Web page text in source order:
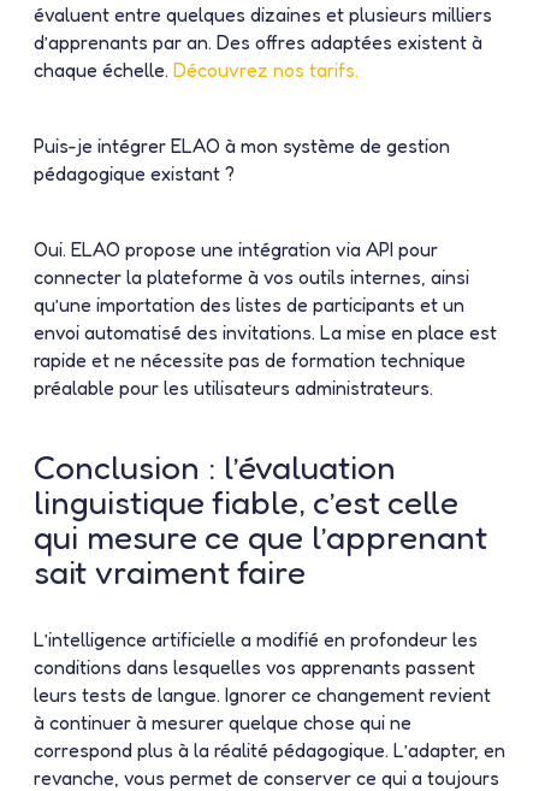
évaluent entre quelques dizaines et plusieurs milliers
d’apprenants par an. Des offres adaptées existent à
chaque échelle. Découvrez nos tarifs.
Puis-je intégrer ELAO à mon système de gestion
pédagogique existant ?
Oui. ELAO propose une intégration via API pour
connecter la plateforme à vos outils internes, ainsi
qu’une importation des listes de participants et un
envoi automatisé des invitations. La mise en place est
rapide et ne nécessite pas de formation technique
préalable pour les utilisateurs administrateurs.
Conclusion : l’évaluation
linguistique fiable, c’est celle
qui mesure ce que l’apprenant
sait vraiment faire
L’intelligence artificielle a modifié en profondeur les
conditions dans lesquelles vos apprenants passent
leurs tests de langue. Ignorer ce changement revient
à continuer à mesurer quelque chose qui ne
correspond plus à la réalité pédagogique. L’adapter, en
revanche, vous permet de conserver ce qui a toujours